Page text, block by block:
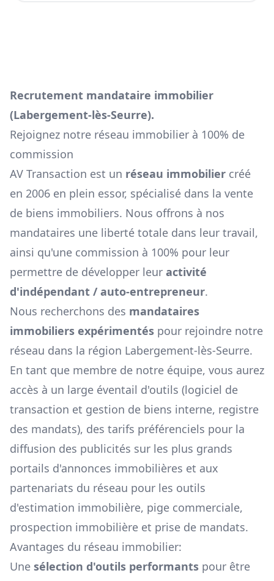
Recrutement mandataire immobilier
(Labergement-lès-Seurre).
Rejoignez notre réseau immobilier à 100% de
commission
AV Transaction est un réseau immobilier créé
en 2006 en plein essor, spécialisé dans la vente
de biens immobiliers. Nous offrons à nos
mandataires une liberté totale dans leur travail,
ainsi qu'une commission à 100% pour leur
permettre de développer leur activité
d'indépendant / auto-entrepreneur.
Nous recherchons des mandataires
immobiliers expérimentés pour rejoindre notre
réseau dans la région Labergement-lès-Seurre.
En tant que membre de notre équipe, vous aurez
accès à un large éventail d'outils (logiciel de
transaction et gestion de biens interne, registre
des mandats), des tarifs préférenciels pour la
diffusion des publicités sur les plus grands
portails d'annonces immobilières et aux
partenariats du réseau pour les outils
d'estimation immobilière, pige commerciale,
prospection immobilière et prise de mandats.
Avantages du réseau immobilier:
Une sélection d'outils performants pour être